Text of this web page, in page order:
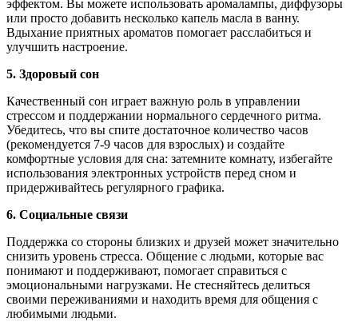
эффектом. Вы можете использовать аромалампы, диффузоры
или просто добавить несколько капель масла в ванну.
Вдыхание приятных ароматов помогает расслабиться и
улучшить настроение.
5. Здоровый сон
Качественный сон играет важную роль в управлении
стрессом и поддержании нормального сердечного ритма.
Убедитесь, что вы спите достаточное количество часов
(рекомендуется 7-9 часов для взрослых) и создайте
комфортные условия для сна: затемните комнату, избегайте
использования электронных устройств перед сном и
придерживайтесь регулярного графика.
6. Социальные связи
Поддержка со стороны близких и друзей может значительно
снизить уровень стресса. Общение с людьми, которые вас
понимают и поддерживают, помогает справиться с
эмоциональными нагрузками. Не стесняйтесь делиться
своими переживаниями и находить время для общения с
любимыми людьми.